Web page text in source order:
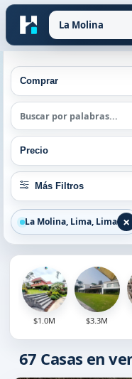
Tipo de operación
Comprar
Otros filtros:
Más Filtros
Búsqueda por palabra
Rango de precios
Precio
La Molina, Lima, Lima ×
$1.0M $3.3M
67 Casas en